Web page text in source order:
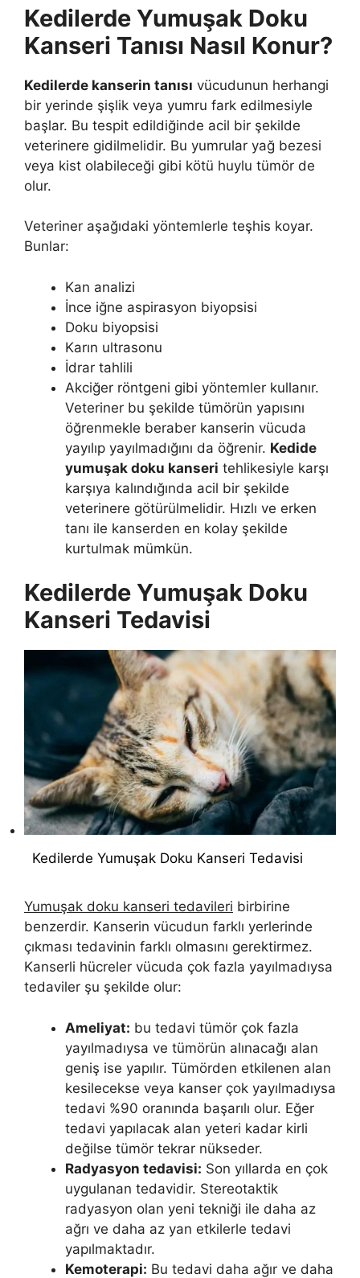
Kedilerde Yumuşak Doku
Kanseri Tanısı Nasıl Konur?
Kedilerde kanserin tanısı vücudunun herhangi
bir yerinde şişlik veya yumru fark edilmesiyle
başlar. Bu tespit edildiğinde acil bir şekilde
veterinere gidilmelidir. Bu yumrular yağ bezesi
veya kist olabileceği gibi kötü huylu tümör de
olur.
Veteriner aşağıdaki yöntemlerle teşhis koyar.
Bunlar:
Kan analizi
İnce iğne aspirasyon biyopsisi
Doku biyopsisi
Karın ultrasonu
İdrar tahlili
Akciğer röntgeni gibi yöntemler kullanır.
Veteriner bu şekilde tümörün yapısını
öğrenmekle beraber kanserin vücuda
yayılıp yayılmadığını da öğrenir. Kedide
yumuşak doku kanseri tehlikesiyle karşı
karşıya kalındığında acil bir şekilde
veterinere götürülmelidir. Hızlı ve erken
tanı ile kanserden en kolay şekilde
kurtulmak mümkün.
Kedilerde Yumuşak Doku
Kanseri Tedavisi
Kedilerde Yumuşak Doku Kanseri Tedavisi
Yumuşak doku kanseri tedavileri birbirine
benzerdir. Kanserin vücudun farklı yerlerinde
çıkması tedavinin farklı olmasını gerektirmez.
Kanserli hücreler vücuda çok fazla yayılmadıysa
tedaviler şu şekilde olur:
Ameliyat: bu tedavi tümör çok fazla
yayılmadıysa ve tümörün alınacağı alan
geniş ise yapılır. Tümörden etkilenen alan
kesilecekse veya kanser çok yayılmadıysa
tedavi %90 oranında başarılı olur. Eğer
tedavi yapılacak alan yeteri kadar kirli
değilse tümör tekrar nükseder.
Radyasyon tedavisi: Son yıllarda en çok
uygulanan tedavidir. Stereotaktik
radyasyon olan yeni tekniği ile daha az
ağrı ve daha az yan etkilerle tedavi
yapılmaktadır.
Kemoterapi: Bu tedavi daha ağır ve daha